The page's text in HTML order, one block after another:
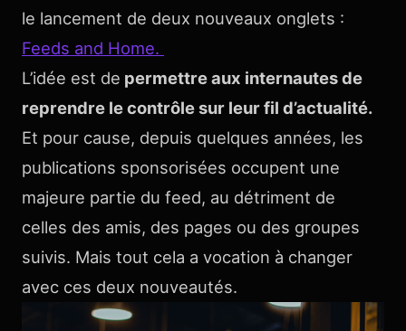
le lancement de deux nouveaux onglets :
Feeds and Home.
L’idée est de permettre aux internautes de
reprendre le contrôle sur leur fil d’actualité.
Et pour cause, depuis quelques années, les
publications sponsorisées occupent une
majeure partie du feed, au détriment de
celles des amis, des pages ou des groupes
suivis. Mais tout cela a vocation à changer
avec ces deux nouveautés.